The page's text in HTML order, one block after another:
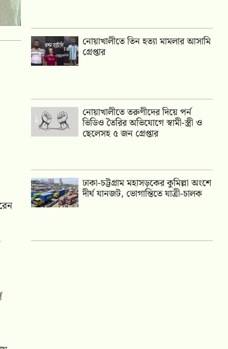
নোয়াখালীতে তিন হত্যা মামলার আসামি
গ্রেপ্তার
নোয়াখালীতে তরুণীদের দিয়ে পর্ন
ভিডিও তৈরির অভিযোগে স্বামী-স্ত্রী ও
ছেলেসহ ৫ জন গ্রেপ্তার
ঢাকা-চট্টগ্রাম মহাসড়কের কুমিল্লা অংশে
দীর্ঘ যানজট, ভোগান্তিতে যাত্রী-চালক